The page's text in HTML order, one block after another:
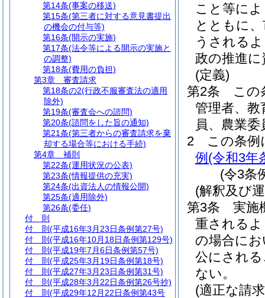
こと等に
とともに
うされる
政の推進
(定義)
第2条
この
管理者、教
員、農業
2
この条例
例 (令和3年
(令3条
(解釈及び
第3条
実施
重される
の場合に
公にされ
ない。
(適正な請
第14条(事案の移送)
第15条(第三者に対する意見書提出
の機会の付与等)
第16条(開示の実施)
第17条(法令等による開示の実施と
の調整)
第18条(費用の負担)
第3章
審査請求
第18条の2(行政不服審査法の適用
除外)
第19条(審査会への諮問)
第20条(諮問をした旨の通知)
第21条(第三者からの審査請求を棄
却する場合等における手続)
第4章
補則
第22条(運用状況の公表)
第23条(情報提供の充実)
第24条(出資法人の情報公開)
第25条(適用除外)
第26条(委任)
付 則
付 則 (平成16年3月23日条例第27号)
付 則 (平成16年10月18日条例第129号)
付 則 (平成19年7月6日条例第57号)
付 則 (平成25年3月19日条例第18号)
付 則 (平成27年3月23日条例第31号)
付 則 (平成28年3月22日条例第26号抄)
付 則 (平成29年12月22日条例第43号